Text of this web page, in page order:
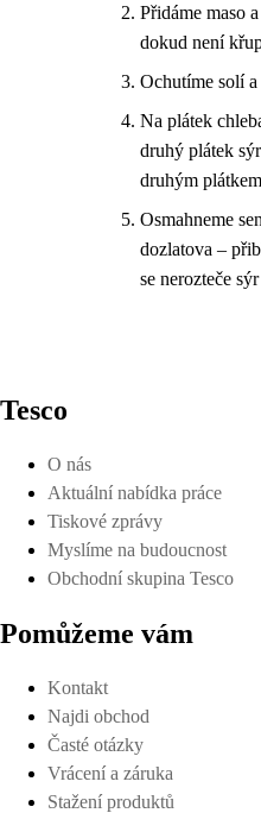
Přidáme maso
dokud není
Ochutíme solí a
Na plátek
druhý plátek
druhým
Osmahneme
dozlatova –
se nerozteče
Tesco
O nás
Aktuální nabídka práce
Tiskové zprávy
Myslíme na budoucnost
Obchodní skupina Tesco
Pomůžeme vám
Kontakt
Najdi obchod
Časté otázky
Vrácení a záruka
Stažení produktů